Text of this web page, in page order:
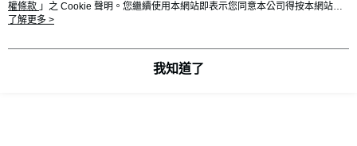
權條款 」之 Cookie 聲明。您繼續使用本網站即表示您同意本公司得按本網站使
用條款之 Cookie 聲明使用 cookie。
了解更多 >
我知道了